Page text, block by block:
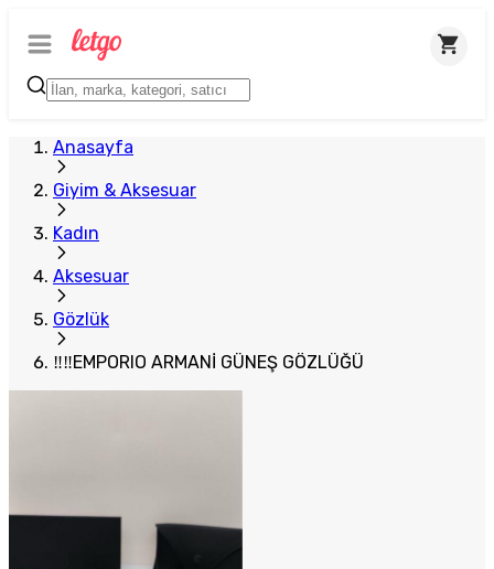
Anasayfa
Giyim & Aksesuar
Kadın
Aksesuar
Gözlük
‼‼EMPORIO ARMANİ GÜNEŞ GÖZLÜĞÜ
Plus Satıcı